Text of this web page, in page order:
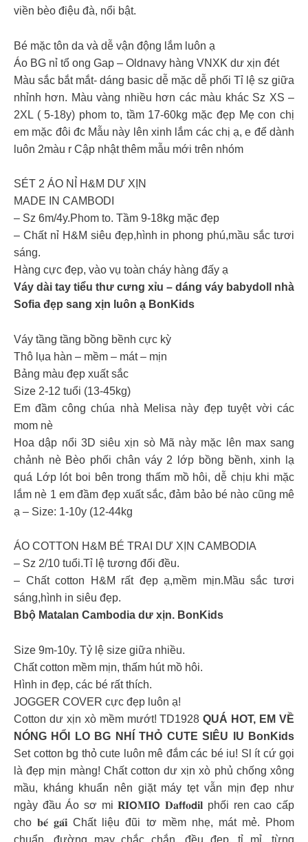
viền bèo điệu đà, nổi bật.
Bé mặc tôn da và dễ vận động lắm luôn ạ
Áo BG nỉ tổ ong Gap – Oldnavy hàng VNXK dư xịn đét
Màu sắc bắt mắt- dáng basic dễ mặc dễ phối Tỉ lệ sz giữa
nhỉnh hơn. Màu vàng nhiều hơn các màu khác Sz XS –
2XL ( 5-18y) phom to, tầm 17-60kg mặc đẹp Mẹ con chị
em mặc đôi đc Mẫu này lên xinh lắm các chị ạ, e để dành
luôn 2màu r Cập nhật thêm mẫu mới trên nhóm
SÉT 2 ÁO NỈ H&M DƯ XỊN
MADE IN CAMBODI
– Sz 6m/4y.Phom to. Tầm 9-18kg mặc đẹp
– Chất nỉ H&M siêu đẹp,hình in phong phú,mầu sắc tươi
sáng.
Hàng cực đẹp, vào vụ toàn cháy hàng đấy ạ
Váy dài tay tiểu thư cưng xỉu – dáng váy babydoll nhà
Sofia đẹp sang xịn luôn ạ BonKids
Váy tầng tầng bồng bềnh cực kỳ
Thô lụa hàn – mềm – mát – mịn
Bảng màu đẹp xuất sắc
Size 2-12 tuổi (13-45kg)
Em đầm công chúa nhà Melisa này đẹp tuyệt vời các
mom nè
Hoa dập nổi 3D siêu xịn sò Mã này mặc lên max sang
chảnh nè Bèo phối chân váy 2 lớp bồng bềnh, xinh lạ
quá Lớp lót boi bên trong thấm mồ hôi, dễ chịu khi mặc
lắm nè 1 em đầm đẹp xuất sắc, đảm bảo bé nào cũng mê
ạ – Size: 1-10y (12-44kg
ÁO COTTON H&M BÉ TRAI DƯ XỊN CAMBODIA
– Sz 2/10 tuổi.Tỉ lệ tương đối đều.
– Chất cotton H&M rất đẹp ạ,mềm mịn.Mầu sắc tươi
sáng,hình in siêu đẹp.
Bbộ Matalan Cambodia dư xịn. BonKids
Size 9m-10y. Tỷ lệ size giữa nhiều.
Chất cotton mềm mịn, thấm hút mồ hôi.
Hình in đẹp, các bé rất thích.
JOGGER COVER cực đẹp luôn ạ!
Cotton dư xịn xò mềm mướt! TD1928QUÁ HOT, EM VỀ
NÓNG HỔI LO BG NHÍ THỎ CUTE SIÊU IU BonKids
Set cotton bg thỏ cute luôn mê đắm các bé iu! Sl ít cứ gọi
là đẹp mịn màng! Chất cotton dư xịn xò phủ chống xông
mầu, kháng khuẩn nên giặt máy tẹt vẫn mịn đẹp như
ngày đầu Áo sơ mi 𝐑𝐈𝗢𝐌𝐈𝗢 𝐃𝐚𝗳𝗳𝐨𝗱𝐢𝐥 phối ren cao cấp
cho 𝐛𝐞́ 𝐠𝐚́𝐢 Chất liệu đũi tơ mềm nhẹ, mát mẻ. Phom
chuẩn, đường may chắc chắn, đều đẹp, tỉ mỉ, từng